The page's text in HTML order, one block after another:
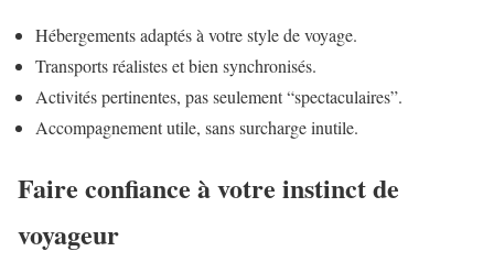
Hébergements adaptés à votre style de voyage.
Transports réalistes et bien synchronisés.
Activités pertinentes, pas seulement “spectaculaires”.
Accompagnement utile, sans surcharge inutile.
Faire confiance à votre instinct de
voyageur